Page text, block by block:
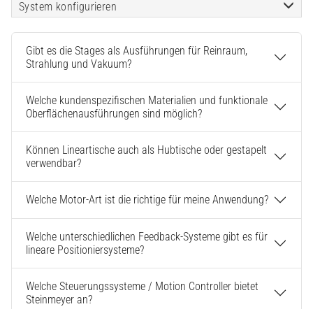
System konfigurieren
Gibt es die Stages als Ausführungen für Reinraum,
Strahlung und Vakuum?
Welche kundenspezifischen Materialien und funktionale
Oberflächenausführungen sind möglich?
Können Lineartische auch als Hubtische oder gestapelt
verwendbar?
Welche Motor-Art ist die richtige für meine Anwendung?
Welche unterschiedlichen Feedback-Systeme gibt es für
lineare Positioniersysteme?
Welche Steuerungssysteme / Motion Controller bietet
Steinmeyer an?